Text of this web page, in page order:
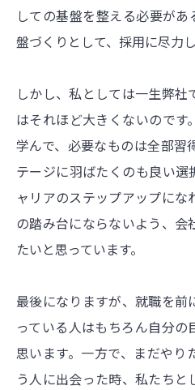
しての基盤を整える必要が
盤づくりとして、採用に尽力
しかし、私としては一生弊
はそれほど大きくないのです
学んで、必要なものは全部習
テージに羽ばたくのも良い選
ャリアのステップアップに
の踏み台にならないよう、会
たいと思っています。
最後になりますが、就職を前
っている人はもちろん自分の
思います。一方で、まだやり
う人に出会った時、私たち